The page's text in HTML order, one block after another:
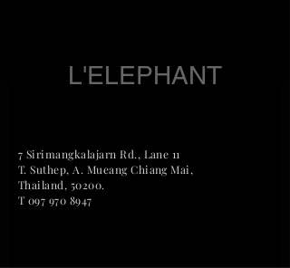
L'ELEPHANT
7 Sirimangkalajarn Rd., Lane 11
T. Suthep, A. Mueang Chiang Mai,
Thailand, 50200.
T 097 970 8947